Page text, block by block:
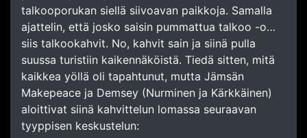
talkooporukan siellä siivoavan paikkoja. Samalla
ajattelin, että josko saisin pummattua talkoo -o…
siis talkookahvit. No, kahvit sain ja siinä pulla
suussa turistiin kaikennäköistä. Tiedä sitten, mitä
kaikkea yöllä oli tapahtunut, mutta Jämsän
Makepeace ja Demsey (Nurminen ja Kärkkäinen)
aloittivat siinä kahvittelun lomassa seuraavan
tyyppisen keskustelun: